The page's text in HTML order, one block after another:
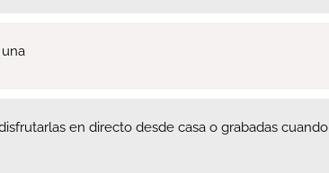
en directo desde casa o grabadas cuando